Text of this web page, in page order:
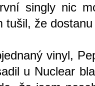
singly nic
tušil, že
vinyl,
u Nuclear